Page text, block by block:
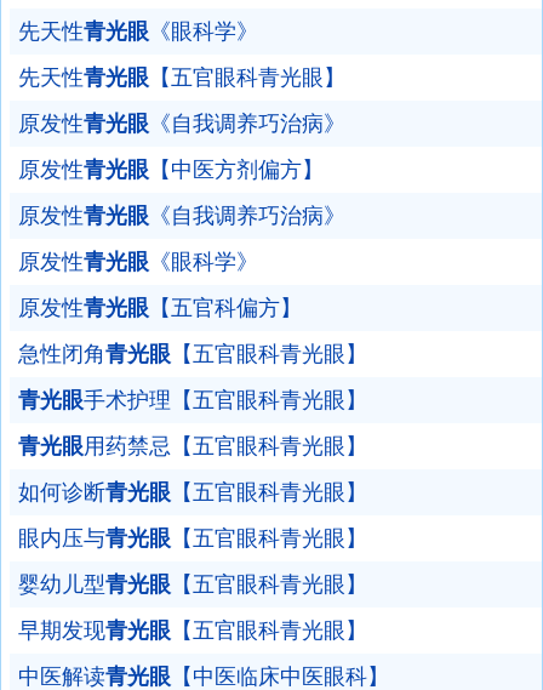
先天性青光眼 《眼科学》
先天性青光眼 【五官眼科青光眼】
原发性青光眼 《自我调养巧治病》
原发性青光眼 【中医方剂偏方】
原发性青光眼 《自我调养巧治病》
原发性青光眼 《眼科学》
原发性青光眼 【五官科偏方】
急性闭角青光眼 【五官眼科青光眼】
青光眼手术护理【五官眼科青光眼】
青光眼用药禁忌【五官眼科青光眼】
如何诊断青光眼 【五官眼科青光眼】
眼内压与青光眼 【五官眼科青光眼】
婴幼儿型青光眼 【五官眼科青光眼】
早期发现青光眼 【五官眼科青光眼】
中医解读青光眼 【中医临床中医眼科】